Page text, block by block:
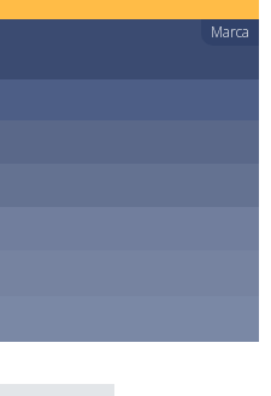
Marca